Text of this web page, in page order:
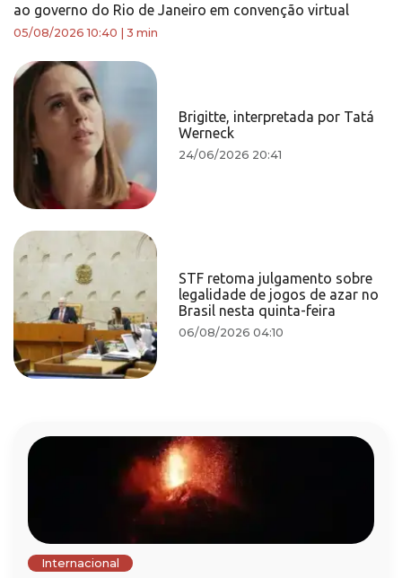
ao governo do Rio de Janeiro em convenção virtual
05/08/2026 10:40 3 min
Brigitte, interpretada por Tatá
Werneck
24/06/2026 20:41
STF retoma julgamento sobre
legalidade de jogos de azar no
Brasil nesta quinta-feira
06/08/2026 04:10
Internacional